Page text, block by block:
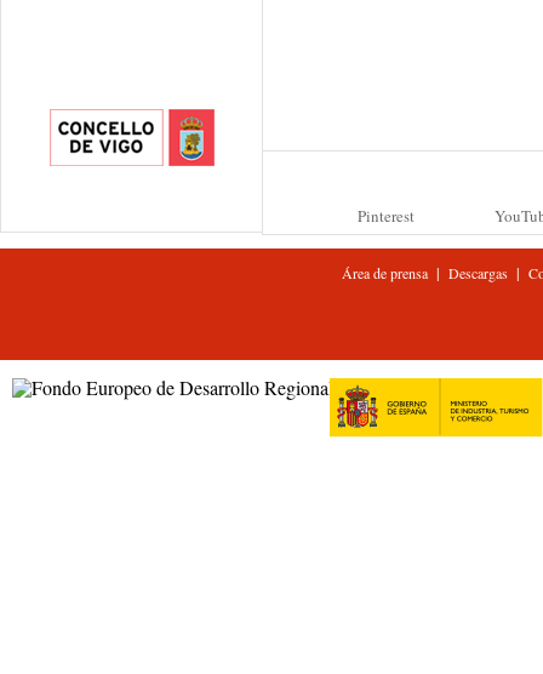
Pinterest
Área de prensa| Descargas|